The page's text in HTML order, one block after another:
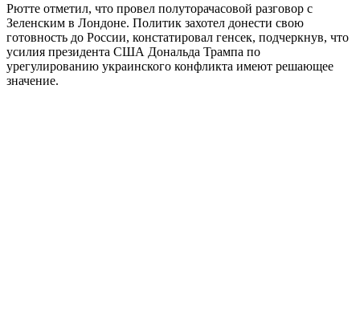
Рютте отметил, что провел полуторачасовой разговор с
Зеленским в Лондоне. Политик захотел донести свою
готовность до России, констатировал генсек, подчеркнув, что
усилия президента США Дональда Трампа по
урегулированию украинского конфликта имеют решающее
значение.